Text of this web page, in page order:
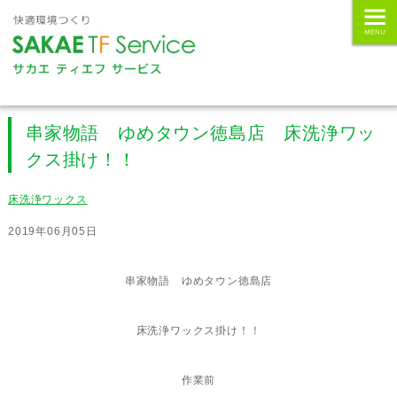
串家物語 ゆめタウン徳島店 床洗浄ワッ
クス掛け！！
床洗浄ワックス
2019年06月05日
串家物語 ゆめタウン徳島店
床洗浄ワックス掛け！！
作業前